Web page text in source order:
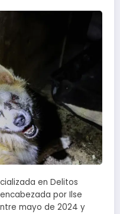
en Delitos
por Ilse
mayo de 2024 y